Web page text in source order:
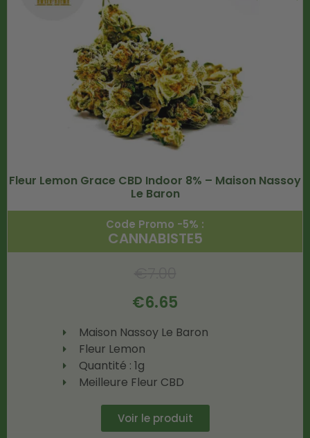
Fleur Lemon Grace CBD Indoor 8% – Maison Nassoy
Le Baron
Code Promo -5% :
CANNABISTE5
€6.65
Maison Nassoy Le Baron
Fleur Lemon
Quantité : 1g
Meilleure Fleur CBD
Voir le produit